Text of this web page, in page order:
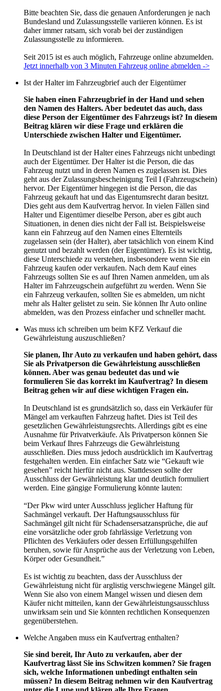
Bitte beachten Sie, dass die genauen Anforderungen je nach
Bundesland und Zulassungsstelle variieren können. Es ist
daher immer ratsam, sich vorab bei der zuständigen
Zulassungsstelle zu informieren.
Seit 2015 ist es auch möglich, Fahrzeuge online abzumelden.
Jetzt innerhalb von 3 Minuten Fahrzeug online abmelden ->
Ist der Halter im Fahrzeugbrief auch der Eigentümer
Sie haben einen Fahrzeugbrief in der Hand und sehen
den Namen des Halters. Aber bedeutet das auch, dass
diese Person der Eigentümer des Fahrzeugs ist? In diesem
Beitrag klären wir diese Frage und erklären die
Unterschiede zwischen Halter und Eigentümer.
In Deutschland ist der Halter eines Fahrzeugs nicht unbedingt
auch der Eigentümer. Der Halter ist die Person, die das
Fahrzeug nutzt und in deren Namen es zugelassen ist. Dies
geht aus der Zulassungsbescheinigung Teil I (Fahrzeugschein)
hervor. Der Eigentümer hingegen ist die Person, die das
Fahrzeug gekauft hat und das Eigentumsrecht daran besitzt.
Dies geht aus dem Kaufvertrag hervor. In vielen Fällen sind
Halter und Eigentümer dieselbe Person, aber es gibt auch
Situationen, in denen dies nicht der Fall ist. Beispielsweise
kann ein Fahrzeug auf den Namen eines Elternteils
zugelassen sein (der Halter), aber tatsächlich von einem Kind
genutzt und bezahlt werden (der Eigentümer). Es ist wichtig,
diese Unterschiede zu verstehen, insbesondere wenn Sie ein
Fahrzeug kaufen oder verkaufen. Nach dem Kauf eines
Fahrzeugs sollten Sie es auf Ihren Namen anmelden, um als
Halter im Fahrzeugschein aufgeführt zu werden. Wenn Sie
ein Fahrzeug verkaufen, sollten Sie es abmelden, um nicht
mehr als Halter gelistet zu sein. Sie können Ihr Auto online
abmelden, was den Prozess einfacher und schneller macht.
Was muss ich schreiben um beim KFZ Verkauf die
Gewährleistung auszuschließen?
Sie planen, Ihr Auto zu verkaufen und haben gehört, dass
Sie als Privatperson die Gewährleistung ausschließen
können. Aber was genau bedeutet das und wie
formulieren Sie das korrekt im Kaufvertrag? In diesem
Beitrag gehen wir auf diese wichtigen Fragen ein.
In Deutschland ist es grundsätzlich so, dass ein Verkäufer für
Mängel am verkauften Fahrzeug haftet. Dies ist Teil des
gesetzlichen Gewährleistungsrechts. Allerdings gibt es eine
Ausnahme für Privatverkäufe. Als Privatperson können Sie
beim Verkauf Ihres Fahrzeugs die Gewährleistung
ausschließen. Dies muss jedoch ausdrücklich im Kaufvertrag
festgehalten werden. Ein einfacher Satz wie “Gekauft wie
gesehen” reicht hierfür nicht aus. Stattdessen sollte der
Ausschluss der Gewährleistung klar und deutlich formuliert
werden. Eine gängige Formulierung könnte lauten:
“Der Pkw wird unter Ausschluss jeglicher Haftung für
Sachmängel verkauft. Der Haftungsausschluss für
Sachmängel gilt nicht für Schadensersatzansprüche, die auf
eine vorsätzliche oder grob fahrlässige Verletzung von
Pflichten des Verkäufers oder dessen Erfüllungsgehilfen
beruhen, sowie für Ansprüche aus der Verletzung von Leben,
Körper oder Gesundheit.”
Es ist wichtig zu beachten, dass der Ausschluss der
Gewährleistung nicht für arglistig verschwiegene Mängel gilt.
Wenn Sie also von einem Mangel wissen und diesen dem
Käufer nicht mitteilen, kann der Gewährleistungsausschluss
unwirksam sein und Sie könnten rechtlichen Konsequenzen
gegenüberstehen.
Welche Angaben muss ein Kaufvertrag enthalten?
Sie sind bereit, Ihr Auto zu verkaufen, aber der
Kaufvertrag lässt Sie ins Schwitzen kommen? Sie fragen
sich, welche Informationen unbedingt enthalten sein
müssen? In diesem Beitrag nehmen wir den Kaufvertrag